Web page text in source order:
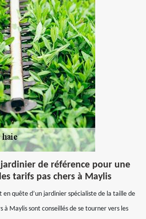
de référence pour une
tarifs pas chers à Maylis
en quête d’un jardinier spécialiste de la taille de
à Maylis sont conseillés de se tourner vers les